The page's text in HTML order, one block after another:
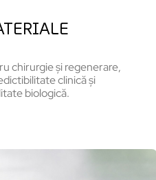
chirurgie și regenerare,
clinică și
biologică.